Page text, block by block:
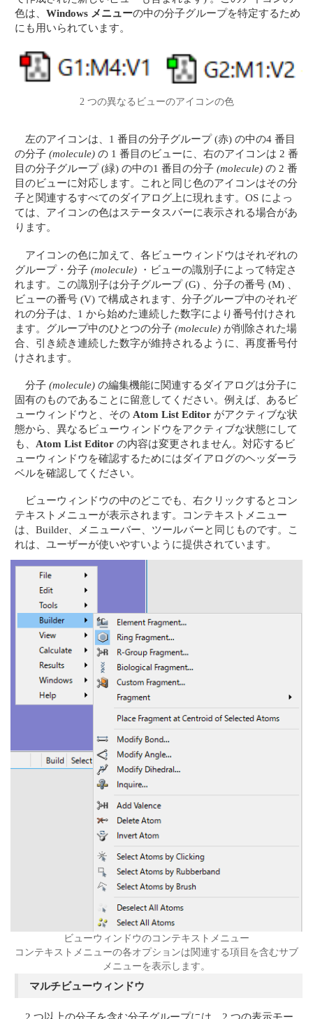
色は、Windows メニューの中の分子グループを特定するため
にも用いられています。
2 つの異なるビューのアイコンの色
左のアイコンは、1 番目の分子グループ (赤) の中の4 番目
の分子 (molecule)の 1 番目のビューに、右のアイコンは 2 番
目の分子グループ (緑) の中の1 番目の分子 (molecule)の 2 番
目のビューに対応します。これと同じ色のアイコンはその分
子と関連するすべてのダイアログ上に現れます。OS によっ
ては、アイコンの色はステータスバーに表示される場合があ
ります。
アイコンの色に加えて、各ビューウィンドウはそれぞれの
グループ・分子 (molecule) ・ビューの識別子によって特定さ
れます。この識別子は分子グループ (G) 、分子の番号 (M) 、
ビューの番号 (V) で構成されます、分子グループ中のそれぞ
れの分子は、1 から始めた連続した数字により番号付けされ
ます。グループ中のひとつの分子 (molecule) が削除された場
合、引き続き連続した数字が維持されるように、再度番号付
けされます。
分子 (molecule)の編集機能に関連するダイアログは分子に
固有のものであることに留意してください。例えば、あるビ
ューウィンドウと、その Atom List Editor がアクティブな状
態から、異なるビューウィンドウをアクティブな状態にして
も、 Atom List Editor の内容は変更されません。対応するビ
ューウィンドウを確認するためにはダイアログのヘッダーラ
ベルを確認してください。
ビューウィンドウの中のどこでも、右クリックするとコン
テキストメニューが表示されます。コンテキストメニュー
は、Builder、メニューバー、ツールバーと同じものです。こ
れは、ユーザーが使いやすいように提供されています。
ビューウィンドウのコンテキストメニュー
コンテキストメニューの各オプションは関連する項目を含むサブ
メニューを表示します。
マルチビューウィンドウ